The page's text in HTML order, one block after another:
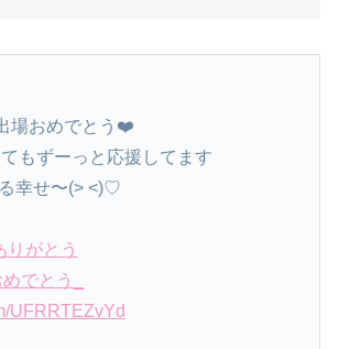
場おめでとう❤️
もずーっと応援してます
幸せ〜(> <)♡
りがとう
でとう_
UFRRTEZvYd